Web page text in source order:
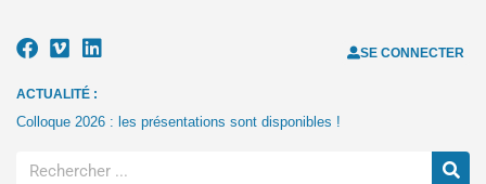
SE CONNECTER
ACTUALITÉ :
Colloque 2026 : les présentations sont disponibles !